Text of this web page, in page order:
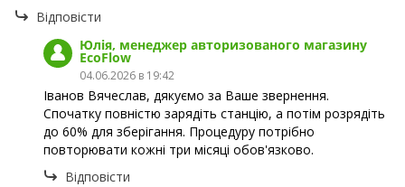
Відповісти
Юлія, менеджер авторизованого магазину
EcoFlow
04.06.2026 в 19:42
Іванов Вячеслав, дякуємо за Ваше звернення.
Спочатку повністю зарядіть станцію, а потім розрядіть
до 60% для зберігання. Процедуру потрібно
повторювати кожні три місяці обов'язково.
Відповісти